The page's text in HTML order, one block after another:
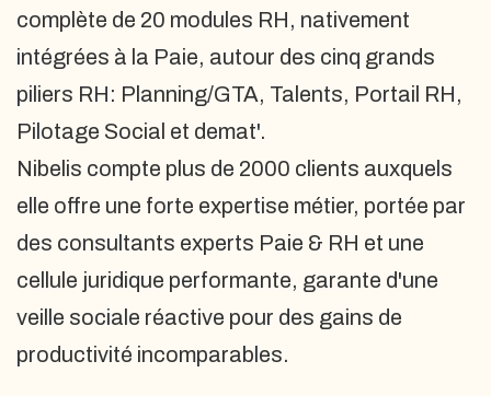
complète de 20 modules RH, nativement
intégrées à la Paie, autour des cinq grands
piliers RH: Planning/GTA, Talents, Portail RH,
Pilotage Social et demat'.
Nibelis compte plus de 2000 clients auxquels
elle offre une forte expertise métier, portée par
des consultants experts Paie & RH et une
cellule juridique performante, garante d'une
veille sociale réactive pour des gains de
productivité incomparables.